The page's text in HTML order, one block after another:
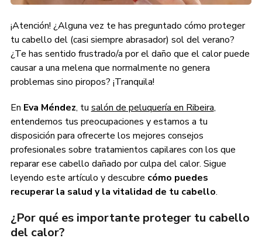
¡Atención! ¿Alguna vez te has preguntado cómo proteger
tu cabello del (casi siempre abrasador) sol del verano?
¿Te has sentido frustrado/a por el daño que el calor puede
causar a una melena que normalmente no genera
problemas sino piropos? ¡Tranquila!
En Eva Méndez, tu salón de peluquería en Ribeira,
entendemos tus preocupaciones y estamos a tu
disposición para ofrecerte los mejores consejos
profesionales sobre tratamientos capilares con los que
reparar ese cabello dañado por culpa del calor. Sigue
leyendo este artículo y descubre cómo puedes
recuperar la salud y la vitalidad de tu cabello.
¿Por qué es importante proteger tu cabello
del calor?